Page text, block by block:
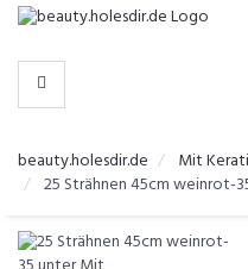
-
KATEGORIEN
beauty.holesdir.de
Mit
25 Strähnen 45cm weinrot-